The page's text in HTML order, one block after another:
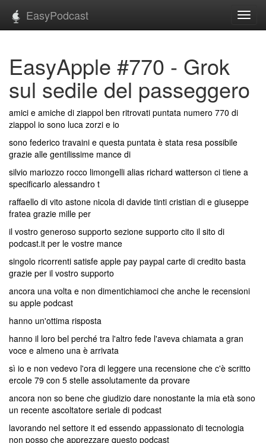
EasyPodcast
EasyApple #770 - Grok
sul sedile del passeggero
amici e amiche di ziappol ben ritrovati puntata numero 770 di
ziappol io sono luca zorzi e io
sono federico travaini e questa puntata è stata resa possibile
grazie alle gentilissime mance di
silvio mariozzo rocco limongelli alias richard watterson ci tiene a
specificarlo alessandro t
raffaello di vito astone nicola di davide tinti cristian di e giuseppe
fratea grazie mille per
il vostro generoso supporto sezione supporto cito il sito di
podcast.it per le vostre mance
singolo ricorrenti satisfe apple pay paypal carte di credito basta
grazie per il vostro supporto
ancora una volta e non dimentichiamoci che anche le recensioni
su apple podcast
hanno un'ottima risposta
hanno il loro bel perché tra l'altro fede l'aveva chiamata a gran
voce e almeno una è arrivata
sì io e non vedevo l'ora di leggere una recensione che c'è scritto
ercole 79 con 5 stelle assolutamente da provare
ancora non so bene che giudizio dare nonostante la mia età sono
un recente ascoltatore seriale di podcast
lavorando nel settore it ed essendo appassionato di tecnologia
non posso che apprezzare questo podcast